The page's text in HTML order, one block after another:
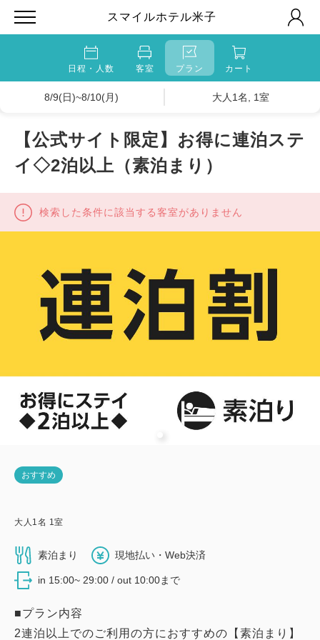
スマイルホテル米子
日程・人数 客室 プラン カート
8/9(日)~8/10(月) 大人1名, 1室
【公式サイト限定】お得に連泊ステ
イ◇2泊以上（素泊まり）
検索した条件に該当する客室がありません
おすすめ
大人 1 名 1 室
素泊まり 現地払い・Web決済
in 15:00~ 29:00 / out 10:00まで
■プラン内容
2連泊以上でのご利用の方におすすめの【素泊まり】